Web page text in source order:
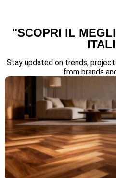
"SCOPRI IL
Stay updated on trends,
from brands